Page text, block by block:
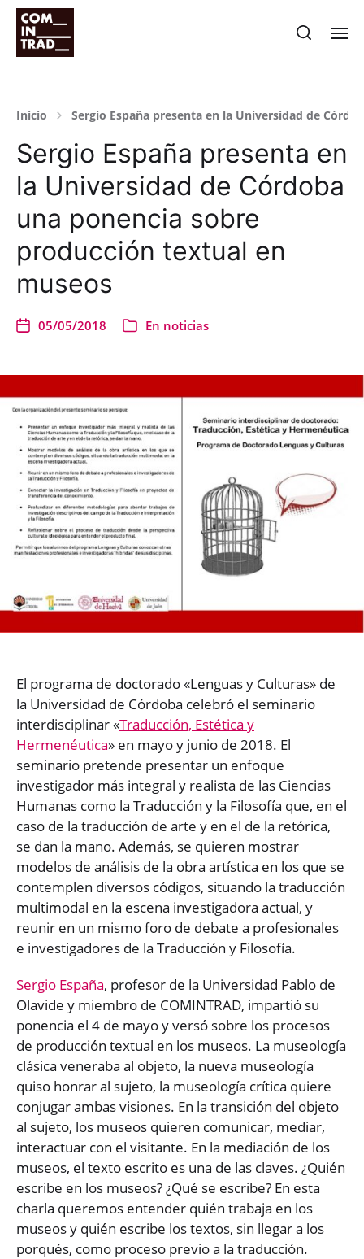
Inicio Sergio España presenta en la Universidad de
Sergio España presenta en
la Universidad de Córdoba
una ponencia sobre
producción textual en
museos
05/05/2018 En noticias
El programa de doctorado «Lenguas y Culturas» de
la Universidad de Córdoba celebró el seminario
interdisciplinar «Traducción, Estética y
Hermenéutica» en mayo y junio de 2018. El
seminario pretende presentar un enfoque
investigador más integral y realista de las Ciencias
Humanas como la Traducción y la Filosofía que, en el
caso de la traducción de arte y en el de la retórica,
se dan la mano. Además, se quieren mostrar
modelos de análisis de la obra artística en los que se
contemplen diversos códigos, situando la traducción
multimodal en la escena investigadora actual, y
reunir en un mismo foro de debate a profesionales
e investigadores de la Traducción y Filosofía.
Sergio España, profesor de la Universidad Pablo de
Olavide y miembro de COMINTRAD, impartió su
ponencia el 4 de mayo y versó sobre los procesos
de producción textual en los museos. La museología
clásica veneraba al objeto, la nueva museología
quiso honrar al sujeto, la museología crítica quiere
conjugar ambas visiones. En la transición del objeto
al sujeto, los museos quieren comunicar, mediar,
interactuar con el visitante. En la mediación de los
museos, el texto escrito es una de las claves. ¿Quién
escribe en los museos? ¿Qué se escribe? En esta
charla queremos entender quién trabaja en los
museos y quién escribe los textos, sin llegar a los
porqués, como proceso previo a la traducción.